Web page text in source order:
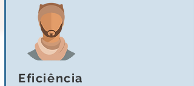
Eficiência